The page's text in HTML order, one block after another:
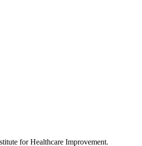
for Healthcare Improvement.